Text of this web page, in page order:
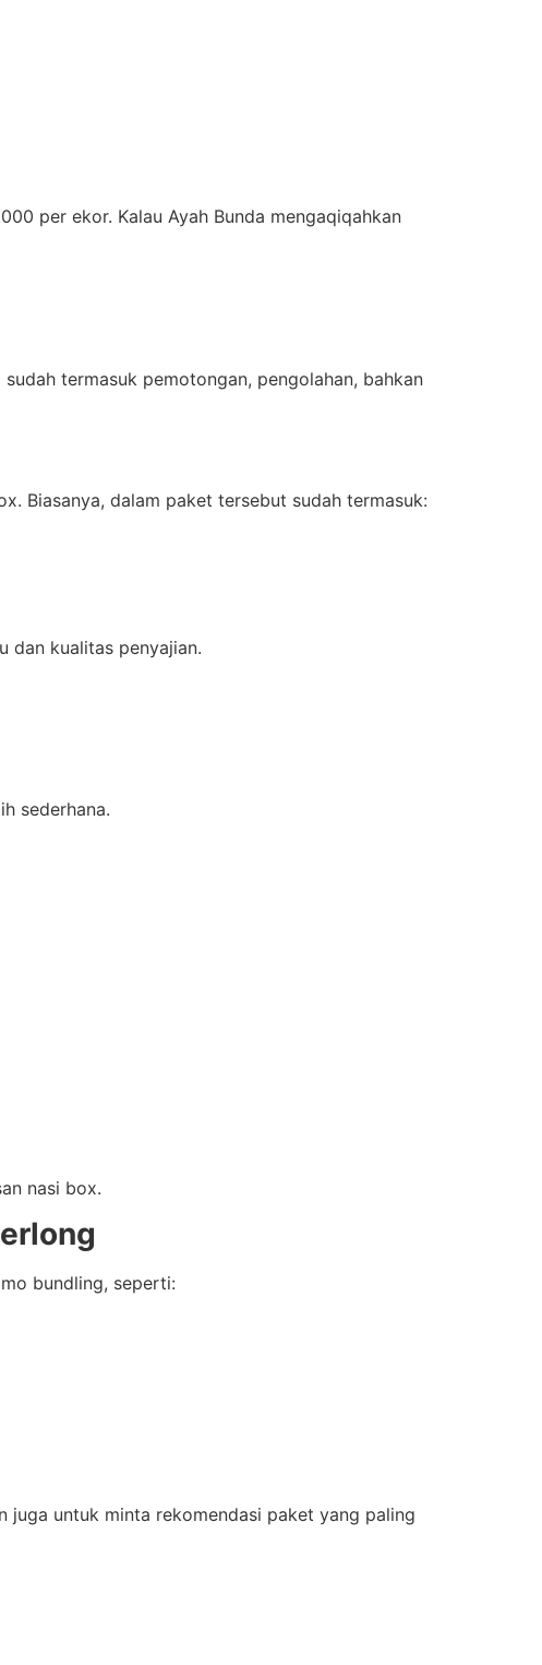
per ekor. Kalau Ayah Bunda mengaqiqahkan
termasuk pemotongan, pengolahan, bahkan
Biasanya, dalam paket tersebut sudah termasuk:
dan kualitas penyajian.
sederhana.
nasi box.
bundling, seperti:
juga untuk minta rekomendasi paket yang paling